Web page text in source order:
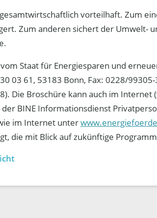
vorteilhaft. Zum
Zum anderen sichert der Umwelt-
Staat für Energiesparen und
03 61, 53183 Bonn, Fax: 0228/
Die Broschüre kann auch im Internet (
BINE Informationsdienst
im Internet unter
die mit Blick auf zukünftige